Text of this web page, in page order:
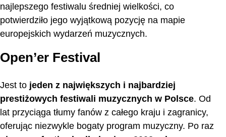
najlepszego festiwalu średniej wielkości, co
potwierdziło jego wyjątkową pozycję na mapie
europejskich wydarzeń muzycznych.
Open’er Festival
Jest to jeden z największych i najbardziej
prestiżowych festiwali muzycznych w Polsce. Od
lat przyciąga tłumy fanów z całego kraju i zagranicy,
oferując niezwykle bogaty program muzyczny. Po raz